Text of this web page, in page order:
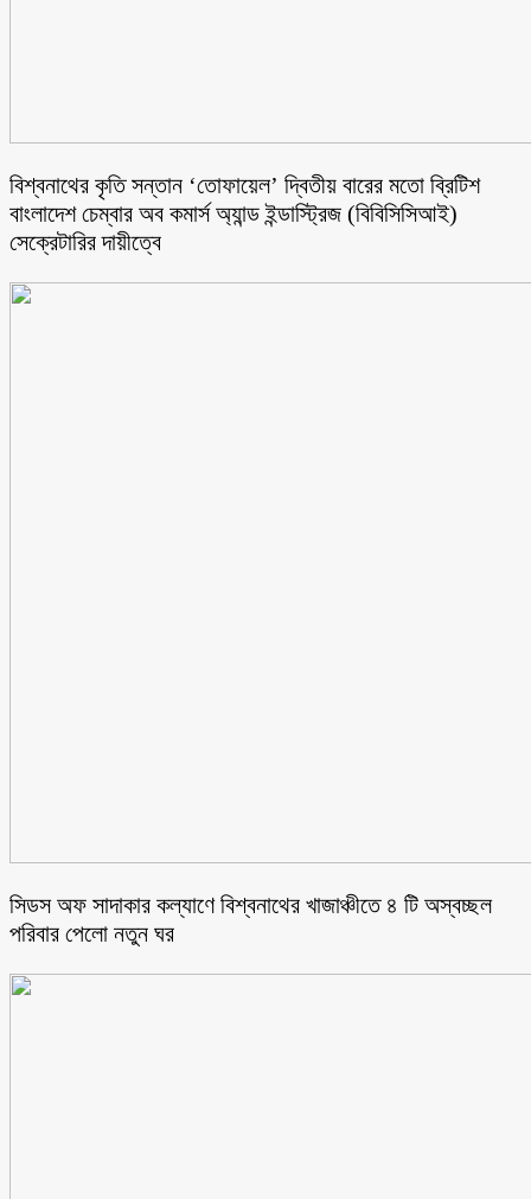
বিশ্বনাথের কৃতি সন্তান ‘তোফায়েল’ দ্বিতীয় বারের মতো ব্রিটিশ
বাংলাদেশ চেম্বার অব কমার্স অ্যান্ড ইন্ডাস্ট্রিজ (বিবিসিসিআই)
সেক্রেটারির দায়ীত্বে
সিডস অফ সাদাকার কল্যাণে বিশ্বনাথের খাজাঞ্চীতে ৪ টি অস্বচ্ছল
পরিবার পেলো নতুন ঘর